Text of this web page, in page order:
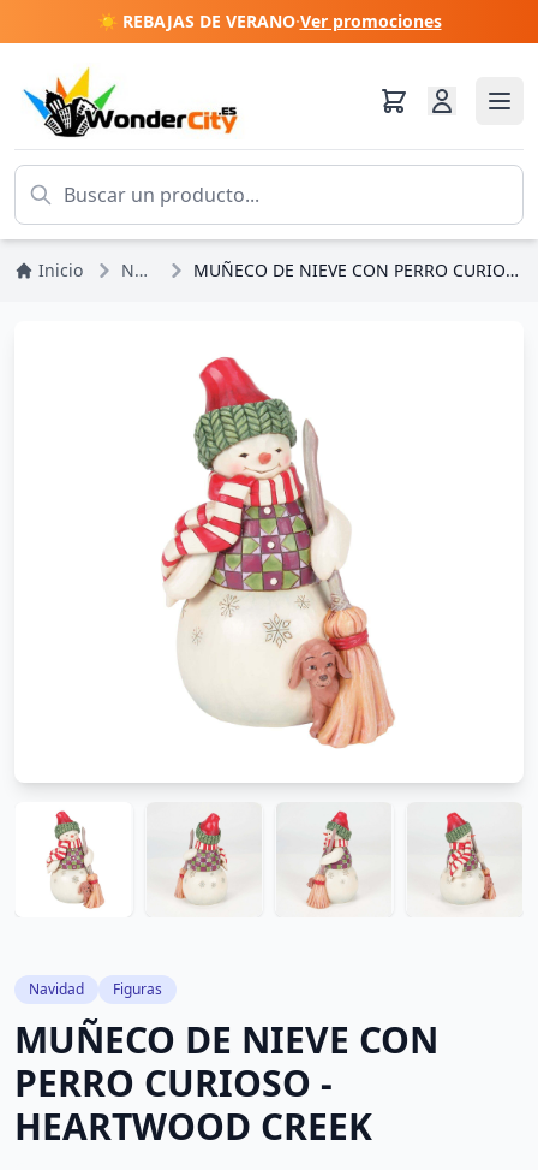
☀️ REBAJAS DE VERANO·Ver promociones
Inicio Navidad MUÑECO DE NIEVE CON PERRO CURIOSO - HEARTWOOD CREEK
Navidad Figuras
MUÑECO DE NIEVE CON
PERRO CURIOSO -
HEARTWOOD CREEK